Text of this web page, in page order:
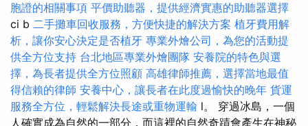
胞證的相關事項 平價助聽器，提供經濟實惠的助聽器選擇
ci b 二手攤車回收服務，方便快捷的解決方案 植牙費用解
析，讓你安心決定是否植牙 專業外燴公司，為您的活動提
供全方位支持 台北地區專業外燴團隊 安養院的特色與選
擇，為長者提供全方位照顧 高雄律師推薦，選擇當地最值
得信賴的律師 安養中心，讓長者在此度過愉快的晚年 貨運
服務全方位，輕鬆解決長途或重物運輸 l。 穿過冰島，一個
人確實成為自然的一部分，而這裡的自然奇蹟會產生在神秘